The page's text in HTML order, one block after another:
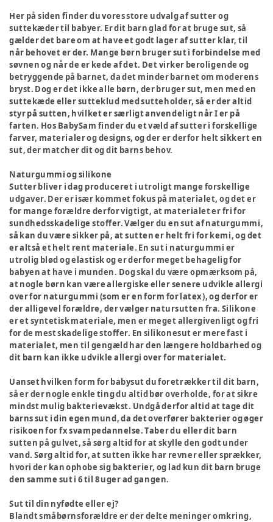
Her på siden finder du vores store udvalg af sutter og
suttekæder til babyer. Er dit barn glad for at bruge sut, så
gælder det bare om at have et godt lager af sutter klar, til
når behovet er der. Mange børn bruger sut i forbindelse med
søvnen og når de er kede af det. Det virker beroligende og
betryggende på barnet, da det minder barnet om moderens
bryst. Dog er det ikke alle børn, der bruger sut, men med en
suttekæde eller sutteklud med sutteholder, så er der altid
styr på sutten, hvilket er særligt anvendeligt når I er på
farten. Hos BabySam finder du et væld af sutter i forskellige
farver, materialer og designs, og der er derfor helt sikkert en
sut, der matcher dit og dit barns behov.
Naturgummi og silikone
Sutter bliver i dag produceret i utroligt mange forskellige
udgaver. Der er især kommet fokus på materialet, og det er
for mange forældre derfor vigtigt, at materialet er fri for
sundhedsskadelige stoffer. Vælger du en sut af naturgummi,
så kan du være sikker på, at sutten er helt fri for kemi, og det
er altså et helt rent materiale. En sut i naturgummi er
utrolig blød og elastisk og er derfor meget behagelig for
babyen at have i munden. Dog skal du være opmærksom på,
at nogle børn kan være allergiske eller senere udvikle allergi
over for naturgummi (som er en form for latex), og derfor er
der alligevel forældre, der vælger natursutten fra. Silikone
er et syntetisk materiale, men er meget allergivenligt og fri
for de mest skadelige stoffer. En silikonesut er mere fast i
materialet, men til gengæld har den længere holdbarhed og
dit barn kan ikke udvikle allergi over for materialet.
Uanset hvilken form for babysut du foretrækker til dit barn,
så er der nogle enkle ting du altid bør overholde, for at sikre
mindst mulig bakterievækst. Undgå derfor altid at tage dit
barns sut i din egen mund, da det overfører bakterier og øger
risikoen for fx svampedannelse. Taber du eller dit barn
sutten på gulvet, så sørg altid for at skylle den godt under
vand. Sørg altid for, at sutten ikke har revner eller sprækker,
hvori der kan ophobe sig bakterier, og lad kun dit barn bruge
den samme sut i 6 til 8 uger ad gangen.
Sut til din nyfødte eller ej?
Blandt småbørnsforældre er der delte meninger omkring,